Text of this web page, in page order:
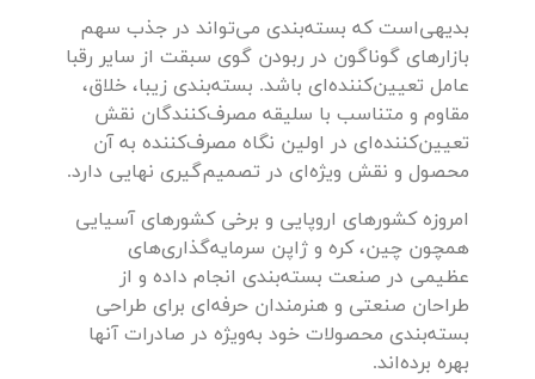
بدیهی‌است که بسته‌بندی می‌تواند در جذب سهم
بازارهای گوناگون در ربودن گوی سبقت از سایر رقبا
عامل تعیین‌کننده‌ای باشد. بسته‌بندی زیبا، خلاق،
مقاوم و متناسب با سلیقه مصرف‌کنندگان نقش
تعیین‌کننده‌ای در اولین نگاه مصرف‌کننده به آن
محصول و نقش ویژه‌ای در تصمیم‌گیری نهایی دارد.
امروزه کشورهای اروپایی و برخی کشورهای آسیایی
همچون چین، کره و ژاپن سرمایه‌گذاری‌های
عظیمی در صنعت بسته‌بندی انجام داده و از
طراحان صنعتی و هنرمندان حرفه‌ای برای طراحی
بسته‌بندی محصولات خود به‌ویژه در صادرات آنها
بهره برده‌اند.